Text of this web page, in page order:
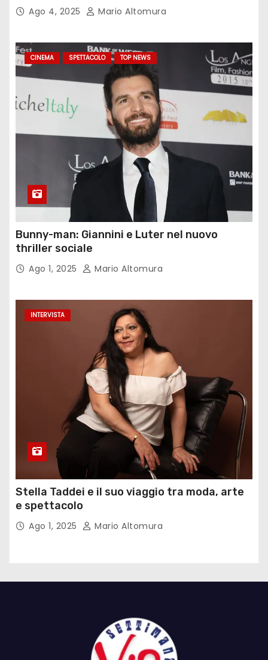
Ago 4, 2025 Mario Altomura
CINEMA SPETTACOLO TOP NEWS
Bunny-man: Giannini e Luter nel nuovo
thriller sociale
Ago 1, 2025 Mario Altomura
INTERVISTA
Stella Taddei e il suo viaggio tra moda, arte
e spettacolo
Ago 1, 2025 Mario Altomura